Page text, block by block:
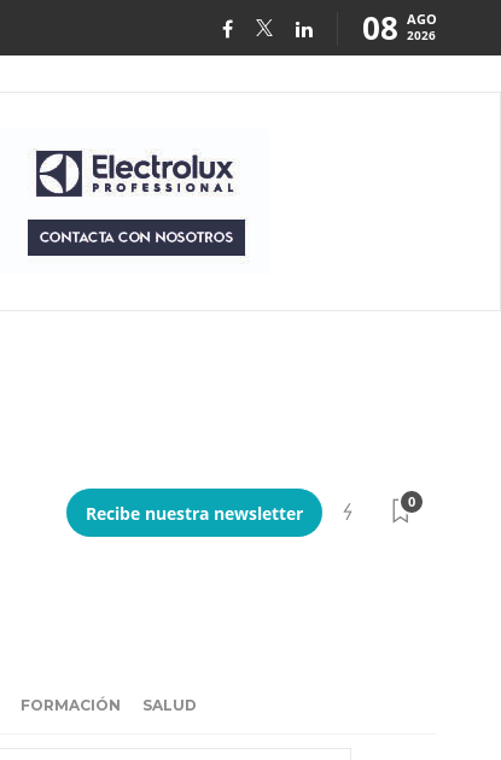
08 AGO
2026
Recibe nuestra newsletter
0
FORMACIÓN SALUD